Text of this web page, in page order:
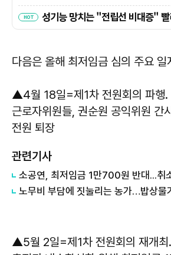
다음은 올해 최저임금 심의 주요 일
▲4월 18일=제1차 전원회의 파행.
근로자위원들, 권순원 공익위원 간
전원 퇴장
관련기사
소공연, 최저임금 1만700원 반대...취
노무비 부담에 짓눌리는 농가…밥상물
▲5월 2일=제1차 전원회의 재개최.